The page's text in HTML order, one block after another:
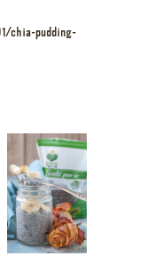
chia-pudding-